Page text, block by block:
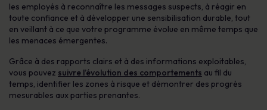
les employés à reconnaître les messages suspects, à réagir en
toute confiance et à développer une sensibilisation durable, tout
en veillant à ce que votre programme évolue en même temps que
les menaces émergentes.
Grâce à des rapports clairs et à des informations exploitables,
vous pouvez suivre l’évolution des comportements au fil du
temps, identifier les zones à risque et démontrer des progrès
mesurables aux parties prenantes.